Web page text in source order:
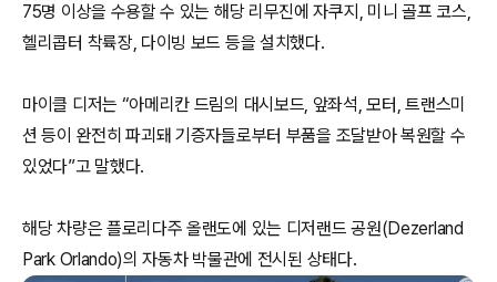
75명 이상을 수용할 수 있는 해당 리무진에 자쿠지, 미니 골프 코스,
헬리콥터 착륙장, 다이빙 보드 등을 설치했다.
마이클 디저는 “아메리칸 드림의 대시보드, 앞좌석, 모터, 트랜스미
션 등이 완전히 파괴돼 기증자들로부터 부품을 조달받아 복원할 수
있었다”고 말했다.
해당 차량은 플로리다주 올랜도에 있는 디저랜드 공원(Dezerland
Park Orlando)의 자동차 박물관에 전시된 상태다.